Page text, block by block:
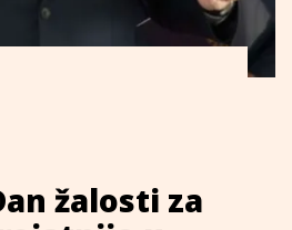
žalosti za